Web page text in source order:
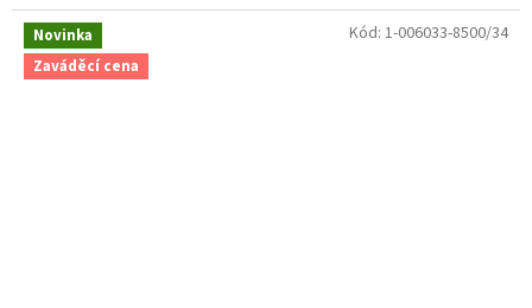
Novinka
Zaváděcí cena
Kód: 1-006033-8500/34